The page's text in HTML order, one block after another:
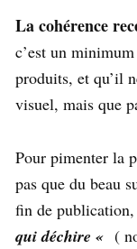
La cohérence
c’est un
produits, et qu’il
visuel, mais que
Pour pimenter la
pas que du beau
fin de
qui déchire « (